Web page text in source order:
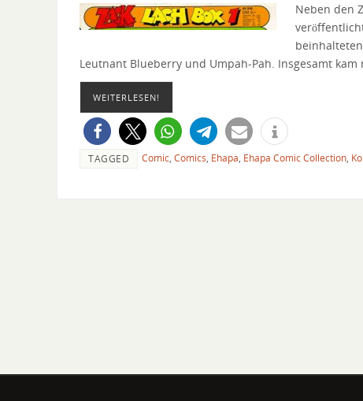
Neben den
Leutnant Blueberry und Umpah-Pah. Insgesamt
WEITERLESEN!
TAGGED Comic Comics Ehapa Ehapa Comic Collection